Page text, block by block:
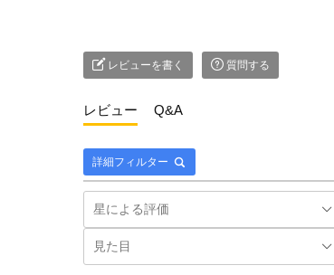
レビューを書く 質問する
レビュー Q&A
詳細フィルター